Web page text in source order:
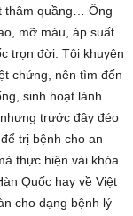
thâm quầng… Ông
mỡ máu, áp suất
trọn đời. Tôi khuyên
chứng, nên tìm đến
sinh hoạt lành
trước đây đéo
trị bệnh cho an
thực hiện vài khóa
Quốc hay về Việt
cho dạng bệnh lý